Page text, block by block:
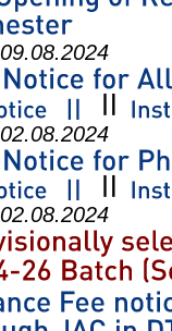
09.08.2024
02.08.2024
02.08.2024